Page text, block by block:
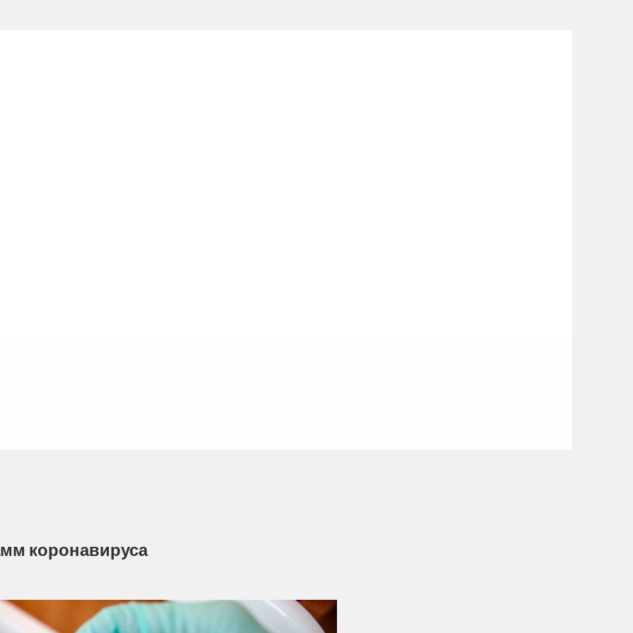
коронавируса